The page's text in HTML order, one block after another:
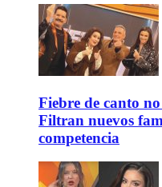
Fiebre de canto
Filtran nuevos
competencia